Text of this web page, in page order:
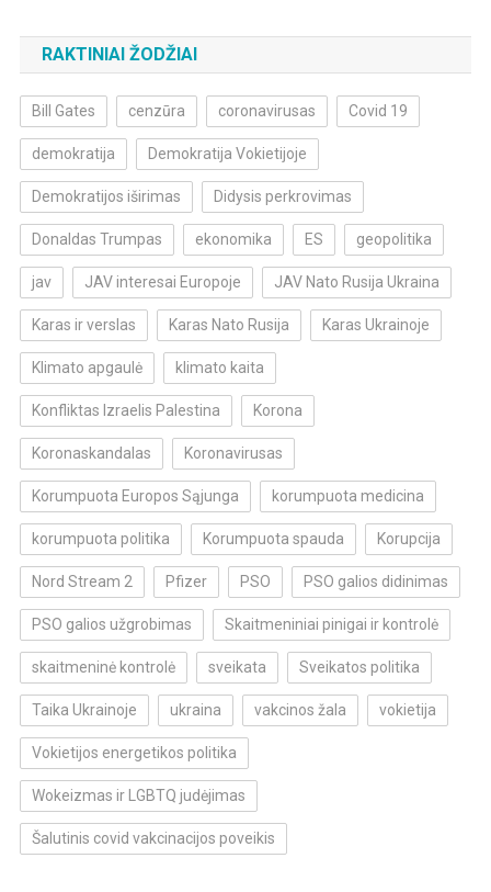
RAKTINIAI ŽODŽIAI
Bill Gates cenzūra coronavirusas Covid 19
demokratija Demokratija Vokietijoje
Demokratijos iširimas Didysis perkrovimas
Donaldas Trumpas ekonomika ES geopolitika
jav JAV interesai Europoje JAV Nato Rusija Ukraina
Karas ir verslas Karas Nato Rusija Karas Ukrainoje
Klimato apgaulė klimato kaita
Konfliktas Izraelis Palestina Korona
Koronaskandalas Koronavirusas
Korumpuota Europos Sąjunga korumpuota medicina
korumpuota politika Korumpuota spauda Korupcija
Nord Stream 2 Pfizer PSO PSO galios didinimas
PSO galios užgrobimas Skaitmeniniai pinigai ir kontrolė
skaitmeninė kontrolė sveikata Sveikatos politika
Taika Ukrainoje ukraina vakcinos žala vokietija
Vokietijos energetikos politika
Wokeizmas ir LGBTQ judėjimas
Šalutinis covid vakcinacijos poveikis